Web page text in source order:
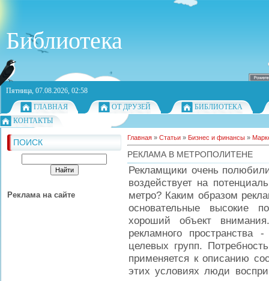
Библиотека
Пятница, 07.08.2026, 02:58
ГЛАВНАЯ
ОТ ДРУЗЕЙ
БИБЛИОТЕКА
КОНТАКТЫ
ПОИСК
Реклама на сайте
Главная » Статьи » Бизнес и финансы »
РЕКЛАМА В МЕТРОПОЛИТЕНЕ
Рекламщики очень
воздействует на
метро? Каким образом
основательные высокие
хороший объект
рекламного пространства
целевых групп.
применяется к описанию
этих условиях люди